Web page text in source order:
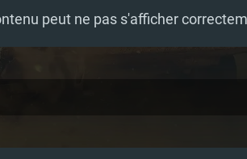
peut ne pas s'afficher